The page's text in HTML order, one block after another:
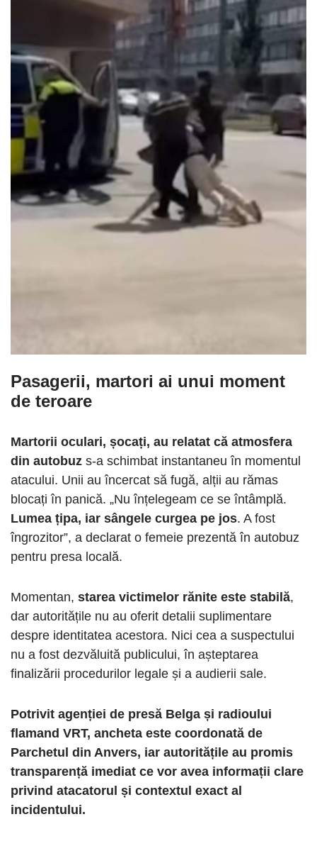
Pasagerii, martori ai unui moment
de teroare
Martorii oculari, șocați, au relatat că atmosfera
din autobuz s-a schimbat instantaneu în momentul
atacului. Unii au încercat să fugă, alții au rămas
blocați în panică. „Nu înțelegeam ce se întâmplă.
Lumea țipa, iar sângele curgea pe jos. A fost
îngrozitor”, a declarat o femeie prezentă în autobuz
pentru presa locală.
Momentan, starea victimelor rănite este stabilă,
dar autoritățile nu au oferit detalii suplimentare
despre identitatea acestora. Nici cea a suspectului
nu a fost dezvăluită publicului, în așteptarea
finalizării procedurilor legale și a audierii sale.
Potrivit agenției de presă Belga și radioului
flamand VRT, ancheta este coordonată de
Parchetul din Anvers, iar autoritățile au promis
transparență imediat ce vor avea informații clare
privind atacatorul și contextul exact al
incidentului.